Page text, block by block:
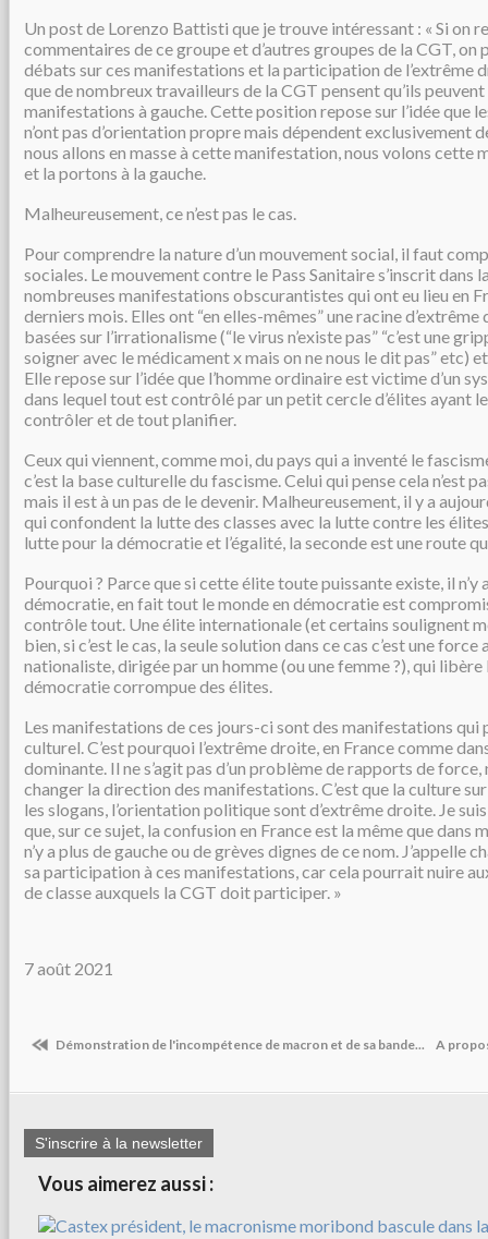
Un post de Lorenzo Battisti que je trouve intéressant : « Si on
commentaires de ce groupe et d’autres groupes de la CGT, on
débats sur ces manifestations et la participation de l’extrême
que de nombreux travailleurs de la CGT pensent qu’ils
manifestations à gauche. Cette position repose sur l’idée que
n’ont pas d’orientation propre mais dépendent exclusivement
nous allons en masse à cette manifestation, nous volons cette
et la portons à la gauche.
Malheureusement, ce n’est pas le cas.
Pour comprendre la nature d’un mouvement social, il faut
sociales. Le mouvement contre le Pass Sanitaire s’inscrit dans
nombreuses manifestations obscurantistes qui ont eu lieu en
derniers mois. Elles ont “en elles-mêmes” une racine
basées sur l’irrationalisme (“le virus n’existe pas” “c’est une
soigner avec le médicament x mais on ne nous le dit pas” etc)
Elle repose sur l’idée que l’homme ordinaire est victime d’un
dans lequel tout est contrôlé par un petit cercle d’élites ayant
contrôler et de tout planifier.
Ceux qui viennent, comme moi, du pays qui a inventé le
c’est la base culturelle du fascisme. Celui qui pense cela n’est
mais il est à un pas de le devenir. Malheureusement, il y a
qui confondent la lutte des classes avec la lutte contre les
lutte pour la démocratie et l’égalité, la seconde est une route
Pourquoi ? Parce que si cette élite toute puissante existe, il n’y
démocratie, en fait tout le monde en démocratie est
contrôle tout. Une élite internationale (et certains soulignent
bien, si c’est le cas, la seule solution dans ce cas c’est une
nationaliste, dirigée par un homme (ou une femme ?), qui libère
démocratie corrompue des élites.
Les manifestations de ces jours-ci sont des manifestations qui
culturel. C’est pourquoi l’extrême droite, en France comme
dominante. Il ne s’agit pas d’un problème de rapports de force,
changer la direction des manifestations. C’est que la culture
les slogans, l’orientation politique sont d’extrême droite. Je
que, sur ce sujet, la confusion en France est la même que dans
n’y a plus de gauche ou de grèves dignes de ce nom. J’appelle
sa participation à ces manifestations, car cela pourrait nuire
de classe auxquels la CGT doit participer. »
7 août 2021
Démonstration de l'incompétence de macron et de sa bande... A
S'inscrire à la newsletter
Vous aimerez aussi :